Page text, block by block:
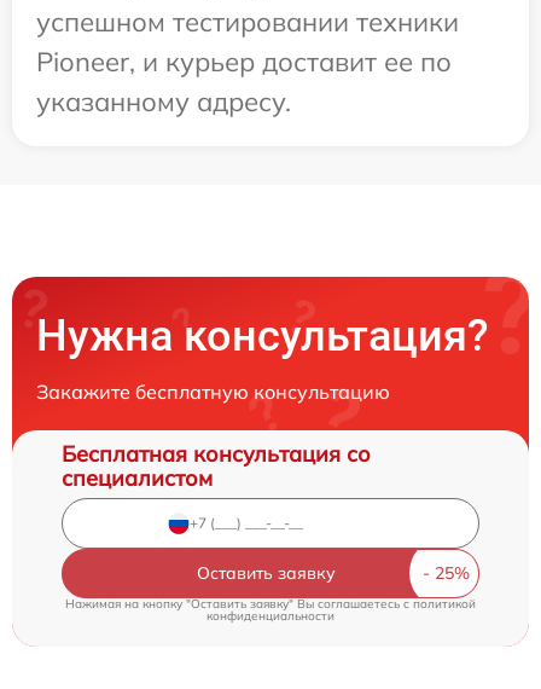
успешном тестировании техники
Pioneer, и курьер доставит ее по
указанному адресу.
Нужна консультация?
Закажите бесплатную консультацию
Бесплатная консультация со
специалистом
Оставить заявку
Нажимая на кнопку "Оставить заявку" Вы соглашаетесь cполитикой
конфиденциальности